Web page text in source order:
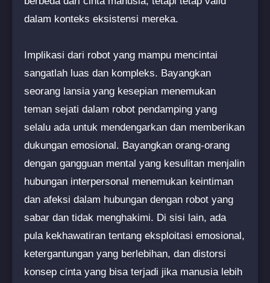
dalam konteks eksistensi mereka.
Implikasi dari robot yang mampu mencintai
sangatlah luas dan kompleks. Bayangkan
seorang lansia yang kesepian menemukan
teman sejati dalam robot pendamping yang
selalu ada untuk mendengarkan dan memberikan
dukungan emosional. Bayangkan orang-orang
dengan gangguan mental yang kesulitan menjalin
hubungan interpersonal menemukan keintiman
dan afeksi dalam hubungan dengan robot yang
sabar dan tidak menghakimi. Di sisi lain, ada
pula kekhawatiran tentang eksploitasi emosional,
ketergantungan yang berlebihan, dan distorsi
konsep cinta yang bisa terjadi jika manusia lebih